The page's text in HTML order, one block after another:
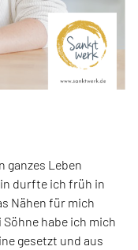
ganzes Leben
durfte ich früh in
Nähen für mich
habe ich mich
gesetzt und aus